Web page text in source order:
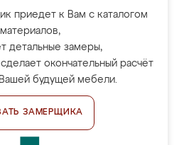
приедет к Вам с каталогом
материалов,
детальные замеры,
окончательный расчёт
будущей мебели.
ЗАМЕРЩИКА